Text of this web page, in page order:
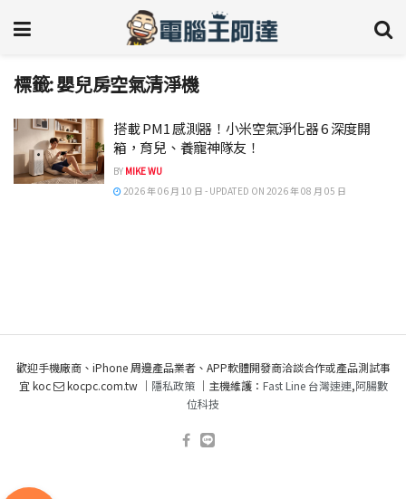
標籤:嬰兒房空氣清淨機
搭載 PM1 感測器！小米空氣淨化器 6 深度開
箱，育兒、養寵神隊友！
BY MIKE WU
2026 年 06 月 10 日 - UPDATED ON 2026 年 08 月 05 日
歡迎手機廠商、iPhone 周邊產品業者、APP軟體開發商洽談合作或產品測試事
宜 koc
kocpc.com.tw ｜ 隱私政策｜主機維護： Fast Line 台灣速連,阿腸數
位科技